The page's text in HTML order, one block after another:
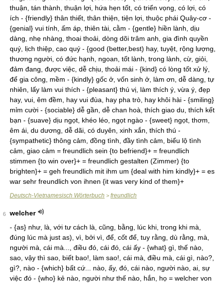
thuận, tán thành, thuận lợi, hứa hẹn tốt, có triển vọng, có lợi, có
ích - {friendly} thân thiết, thân thiện, tiện lợi, thuộc phái Quây-cơ -
{genial} vui tính, ấm áp, thiên tài, cằm - {gentle} hiền lành, dịu
dàng, nhẹ nhàng, thoai thoải, dòng dõi trâm anh, gia đình quyền
quý, lịch thiệp, cao quý - {good (better,best) hay, tuyệt, rộng lượng,
thương người, có đức hạnh, ngoan, tốt lành, trong lành, cừ, giỏi,
đảm đang, được việc, dễ chịu, thoải mái - {kind} có lòng tốt xử lý,
để gia công, mềm - {kindly} gốc ở, vốn sinh ở, làm ơn, dễ dàng, tự
nhiên, lấy làm vui thích - {pleasant} thú vị, làm thích ý, vừa ý, đẹp
hay, vui, êm đềm, hay vui đùa, hay pha trò, hay khôi hài - {smiling}
mỉm cười - {sociable} dễ gần, dễ chan hoà, thích giao du, thích kết
bạn - {suave} dịu ngọt, khéo léo, ngọt ngào - {sweet} ngọt, thơm,
êm ái, du dương, dễ dãi, có duyên, xinh xắn, thích thú -
{sympathetic} thông cảm, đồng tình, đầy tình cảm, biểu lộ tình
cảm, giao cảm = freundlich sein {to befriend}+ = freundlich
stimmen {to win over}+ = freundlich gestalten (Zimmer) {to
brighten}+ = geh freundlich mit ihm um {deal with him kindly}+ = es
war sehr freundlich von ihnen {it was very kind of them}+
Deutsch-Vietnamesisch Wörterbuch > freundlich
6
welcher
- {as} như, là, với tư cách là, cũng, bằng, lúc khi, trong khi mà,
đúng lúc mà just as), vì, bởi vì, để, cốt để, tuy rằng, dù rằng, mà,
người mà, cái mà..., điều đó, cái đó, cái ấy - {what} gì, thế nào,
sao, vậy thì sao, biết bao!, làm sao!, cái mà, điều mà, cái gì, nào?,
gì?, nào - {which} bất cứ... nào, ấy, đó, cái nào, người nào, ai, sự
việc đó - {who} kẻ nào, người như thế nào, hắn, họ = welcher von